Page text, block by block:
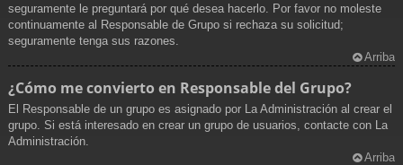
seguramente le preguntará por qué desea hacerlo. Por favor no moleste
continuamente al Responsable de Grupo si rechaza su solicitud;
seguramente tenga sus razones.
Arriba
¿Cómo me convierto en Responsable del Grupo?
El Responsable de un grupo es asignado por La Administración al crear el
grupo. Si está interesado en crear un grupo de usuarios, contacte con La
Administración.
Arriba